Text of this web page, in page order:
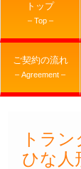
トップ
– Top –
ご契約の流れ
– Agreement –
トラ
ひな人